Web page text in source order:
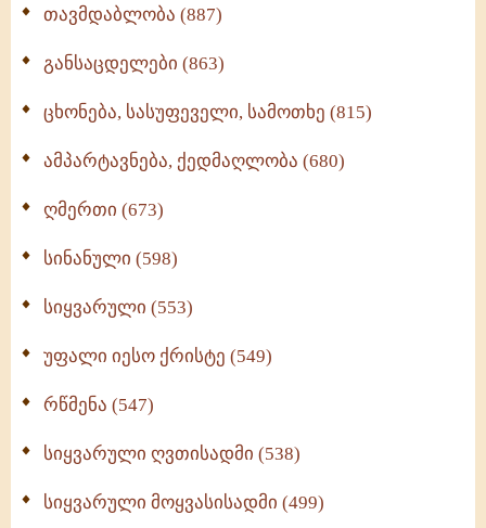
თავმდაბლობა (887)
განსაცდელები (863)
ცხონება, სასუფეველი, სამოთხე (815)
ამპარტავნება, ქედმაღლობა (680)
ღმერთი (673)
სინანული (598)
სიყვარული (553)
უფალი იესო ქრისტე (549)
რწმენა (547)
სიყვარული ღვთისადმი (538)
სიყვარული მოყვასისადმი (499)